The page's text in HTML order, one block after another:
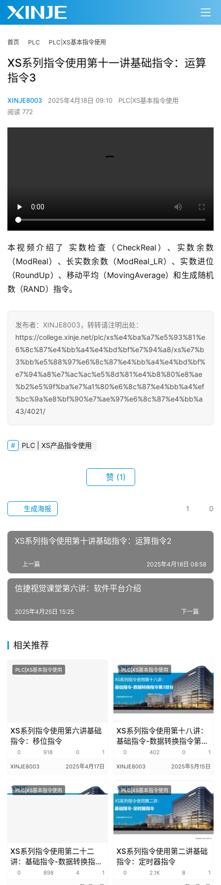
题
答
社
问
首页 PLC PLC|XS基本指令使用
XS系列指令使用第十一讲基础指令：运算
指令3
XINJE8003 2025年4月18日 09:10
PLC|XS基本指令使用
阅读 772
本视频介绍了 实数检查（CheckReal）、实数余数
（ModReal）、长实数余数（ModReal_LR）、实数进位
（RoundUp）、移动平均（MovingAverage）和生成随机
数（RAND）指令。
发布者：XINJE8003，转转请注明出处：
https://college.xinje.net/plc/xs%e4%ba%a7%e5%93%81%e
6%8c%87%e4%bb%a4%e4%bd%bf%e7%94%a8/xs%e7%b
3%bb%e5%88%97%e6%8c%87%e4%bb%a4%e4%bd%bf%
e7%94%a8%e7%ac%ac%e5%8d%81%e4%b8%80%e8%ae
%b2%e5%9f%ba%e7%a1%80%e6%8c%87%e4%bb%a4%ef
%bc%9a%e8%bf%90%e7%ae%97%e6%8c%87%e4%bb%a
43/4021/
PLC | XS产品指令使用
赞 (1)
1 0
生成海报
XS系列指令使用第十讲基础指令：运算指令2
上一篇 2025年4月18日 08:58
信捷视觉课堂第六讲：软件平台介绍
下一篇
2025年4月25日 15:25
相关推荐
PLC|XS基本指令使用
XS系列指令使用第六讲基础
指令：移位指令
0 918 0 1
XINJE8003 2025年4月17日
PLC|XS基本指令使用
XS系列指令使用第十八讲：
基础指令-数据转换指令第3
部分
0 402 0 1
XINJE8003 2025年5月15日
PLC|XS基本指令使用
XS系列指令使用第二十二
讲：基础指令-数据转换指令
第7部分
0 898 4 1
PLC|XS基本指令使用
XS系列指令使用第二讲基础
指令：定时器指令
0 2.1K 8 1